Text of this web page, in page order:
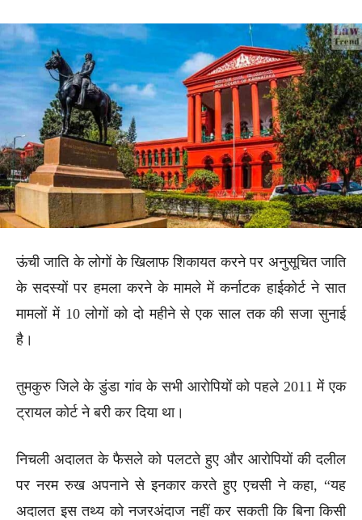
ऊंची जाति के लोगों के खिलाफ शिकायत करने पर अनुसूचित जाति
के सदस्यों पर हमला करने के मामले में कर्नाटक हाईकोर्ट ने सात
मामलों में 10 लोगों को दो महीने से एक साल तक की सजा सुनाई
है।
तुमकुरु जिले के डुंडा गांव के सभी आरोपियों को पहले 2011 में एक
ट्रायल कोर्ट ने बरी कर दिया था।
निचली अदालत के फैसले को पलटते हुए और आरोपियों की दलील
पर नरम रुख अपनाने से इनकार करते हुए एचसी ने कहा, “यह
अदालत इस तथ्य को नजरअंदाज नहीं कर सकती कि बिना किसी